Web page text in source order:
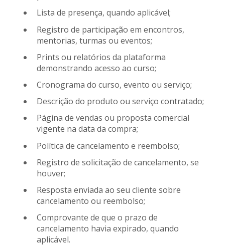
Lista de presença, quando aplicável;
Registro de participação em encontros,
mentorias, turmas ou eventos;
Prints ou relatórios da plataforma
demonstrando acesso ao curso;
Cronograma do curso, evento ou serviço;
Descrição do produto ou serviço contratado;
Página de vendas ou proposta comercial
vigente na data da compra;
Política de cancelamento e reembolso;
Registro de solicitação de cancelamento, se
houver;
Resposta enviada ao seu cliente sobre
cancelamento ou reembolso;
Comprovante de que o prazo de
cancelamento havia expirado, quando
aplicável.